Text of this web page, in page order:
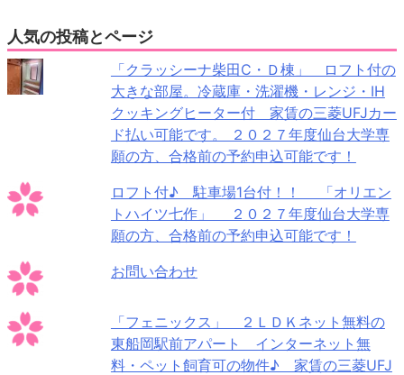
人気の投稿とページ
「クラッシーナ柴田C・Ｄ棟」 ロフト付の
大きな部屋。冷蔵庫・洗濯機・レンジ・IH
クッキングヒーター付 家賃の三菱UFJカー
ド払い可能です。 ２０２７年度仙台大学専
願の方、合格前の予約申込可能です！
ロフト付♪ 駐車場1台付！！ 「オリエン
トハイツ七作」 ２０２７年度仙台大学専
願の方、合格前の予約申込可能です！
お問い合わせ
「フェニックス」 ２ＬＤＫネット無料の
東船岡駅前アパート インターネット無
料・ペット飼育可の物件♪ 家賃の三菱UFJ